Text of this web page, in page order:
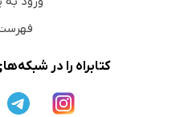
کتابراه را در